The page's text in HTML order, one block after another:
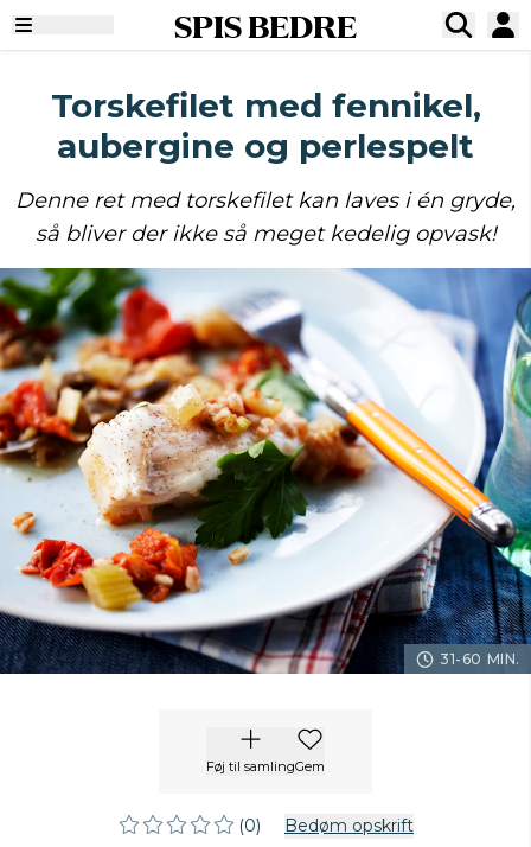
SPIS BEDRE
Torskefilet med fennikel,
aubergine og perlespelt
Denne ret med torskefilet kan laves i én gryde,
så bliver der ikke så meget kedelig opvask!
31-60 MIN.
Føj til samlingGem
(0) Bedøm opskrift